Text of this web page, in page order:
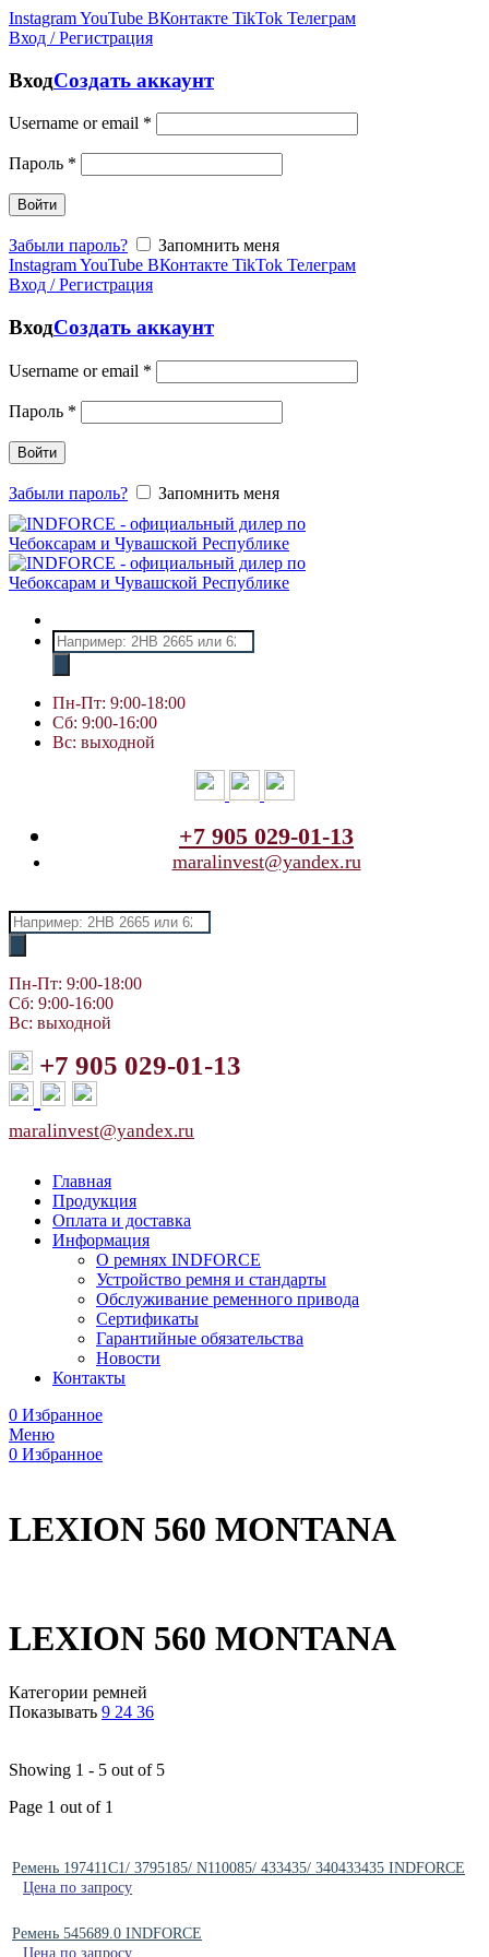
InstagramYouTube ВКонтакте TikTok Телеграм
Вход / Регистрация
ВходСоздать аккаунт
Username or email *
Пароль *
Войти
Забыли пароль?
Запомнить меня
InstagramYouTube ВКонтакте TikTok Телеграм
Вход / Регистрация
ВходСоздать аккаунт
Username or email *
Пароль *
Войти
Забыли пароль? Запомнить меня
Поиск
товаров
Пн-Пт: 9:00-18:00
Сб: 9:00-16:00
Вс: выходной
+7 905 029-01-13
maralinvest@yandex.ru
Поиск
товаров
Пн-Пт: 9:00-18:00
Сб: 9:00-16:00
Вс: выходной
+7 905 029-01-13
maralinvest@yandex.ru
Главная
Продукция
Оплата и доставка
Информация
О ремнях INDFORCE
Устройство ремня и стандарты
Обслуживание ременного привода
Сертификаты
Гарантийные обязательства
Новости
Контакты
0 Избранное
Меню
0 Избранное
LEXION 560 MONTANA
LEXION 560 MONTANA
Категории ремней
Показывать 9 24 36
Showing 1 - 5 out of 5
Page 1 out of 1
Ремень 197411C1/ 3795185/ N110085/ 433435/ 340433435 INDFORCE
Цена по запросу
Ремень 545689.0 INDFORCE
Цена по запросу